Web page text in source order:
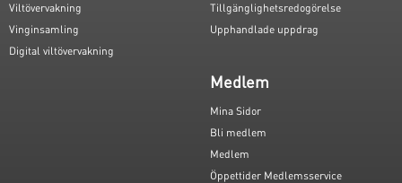
Viltövervakning
Vinginsamling
Digital viltövervakning
Tillgänglighetsredogörelse
Upphandlade uppdrag
Medlem
Mina Sidor
Bli medlem
Medlem
Öppettider Medlemsservice